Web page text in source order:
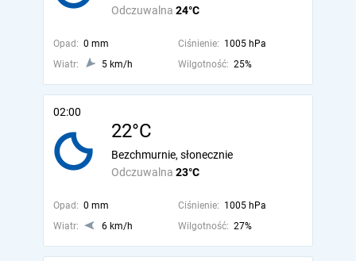
Odczuwalna 24°C
Opad: 0 mm Ciśnienie: 1005 hPa
Wiatr:
5 km/h Wilgotność: 25%
02:00
22°C
Odczuwalna 23°C
Bezchmurnie, słonecznie
Opad: 0 mm Ciśnienie: 1005 hPa
Wiatr:
6 km/h Wilgotność: 27%